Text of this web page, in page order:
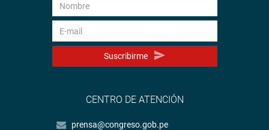
Suscribirme
CENTRO DE ATENCIÓN
prensa@congreso.gob.pe